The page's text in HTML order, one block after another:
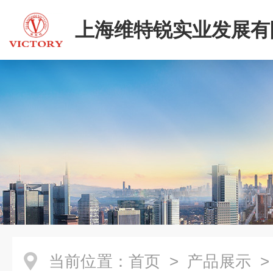
上海维特锐实业发展
当前位置： 首页 > 产品展示